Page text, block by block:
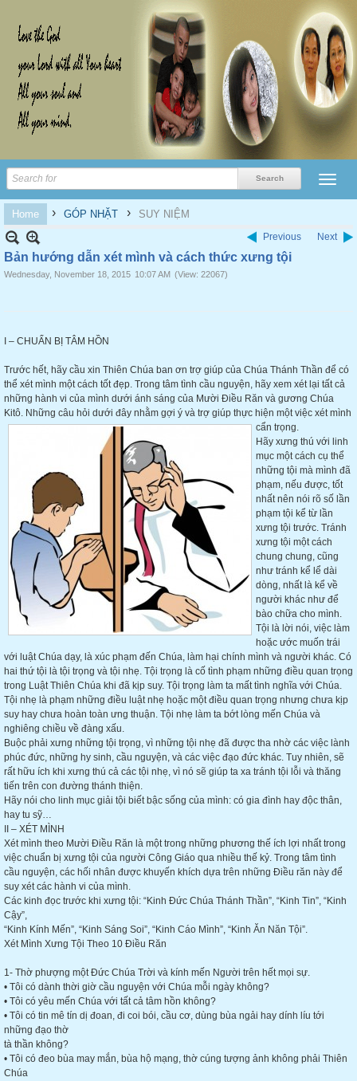
Home › GÓP NHẶT › SUY NIỆM
Previous Next
Bản hướng dẫn xét mình và cách thức xưng tội
Wednesday, November 18, 2015 10:07 AM (View: 22067)
I – CHUẨN BỊ TÂM HỒN
Trước hết, hãy cầu xin Thiên Chúa ban ơn trợ giúp của Chúa Thánh Thần để có
thể xét mình một cách tốt đẹp. Trong tâm tình cầu nguyện, hãy xem xét lại tất cả
những hành vi của mình dưới ánh sáng của Mười Điều Răn và gương Chúa
Kitô. Những câu hỏi dưới đây nhằm gợi ý và trợ giúp thực hiện một việc xét mình
cẩn trọng.
Hãy xưng thú với linh
mục một cách cụ thể
những tội mà mình đã
phạm, nếu được, tốt
nhất nên nói rõ số lần
phạm tội kể từ lần
xưng tội trước. Tránh
xưng tội một cách
chung chung, cũng
như tránh kể lể dài
dòng, nhất là kể về
người khác như để
bào chữa cho mình.
Tội là lời nói, việc làm
hoặc ước muốn trái
với luật Chúa dạy, là xúc phạm đến Chúa, làm hại chính mình và người khác. Có
hai thứ tội là tội trọng và tội nhẹ. Tội trọng là cố tình phạm những điều quan trọng
trong Luật Thiên Chúa khi đã kịp suy. Tội trọng làm ta mất tình nghĩa với Chúa.
Tội nhẹ là phạm những điều luật nhẹ hoặc một điều quan trọng nhưng chưa kịp
suy hay chưa hoàn toàn ưng thuận. Tội nhẹ làm ta bớt lòng mến Chúa và
nghiêng chiều về đàng xấu.
Buộc phải xưng những tội trọng, vì những tội nhẹ đã được tha nhờ các việc lành
phúc đức, những hy sinh, cầu nguyện, và các việc đạo đức khác. Tuy nhiên, sẽ
rất hữu ích khi xưng thú cả các tội nhẹ, vì nó sẽ giúp ta xa tránh tội lỗi và thăng
tiến trên con đường thánh thiện.
Hãy nói cho linh mục giải tội biết bậc sống của mình: có gia đình hay độc thân,
hay tu sỹ…
II – XÉT MÌNH
Xét mình theo Mười Điều Răn là một trong những phương thế ích lợi nhất trong
việc chuẩn bị xưng tội của người Công Giáo qua nhiều thế kỷ. Trong tâm tình
cầu nguyện, các hối nhân được khuyến khích dựa trên những Điều răn này để
suy xét các hành vi của mình.
Các kinh đọc trước khi xưng tội: “Kinh Đức Chúa Thánh Thần”, “Kinh Tin”, “Kinh
Cậy”,
“Kinh Kính Mến”, “Kinh Sáng Soi”, “Kinh Cáo Mình”, “Kinh Ăn Năn Tội”.
Xét Mình Xưng Tội Theo 10 Điều Răn
1- Thờ phượng một Đức Chúa Trời và kính mến Người trên hết mọi sự.
• Tôi có dành thời giờ cầu nguyện với Chúa mỗi ngày không?
• Tôi có yêu mến Chúa với tất cả tâm hồn không?
• Tôi có tin mê tín dị đoan, đi coi bói, cầu cơ, dùng bùa ngải hay dính líu tới
những đạo thờ
tà thần không?
• Tôi có đeo bùa may mắn, bùa hộ mạng, thờ cúng tượng ảnh không phải Thiên
Chúa